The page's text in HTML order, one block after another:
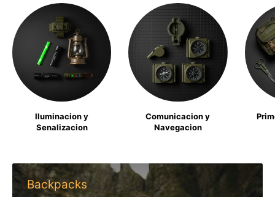
Iluminacion y
Senalizacion
Comunicacion y
Navegacion
Backpacks